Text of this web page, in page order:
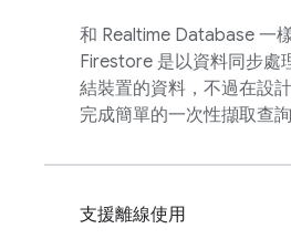
和 Realtime Database 一
Firestore 是以資料同步處
結裝置的資料，不過在設
完成簡單的一次性擷取查詢
支援離線使用